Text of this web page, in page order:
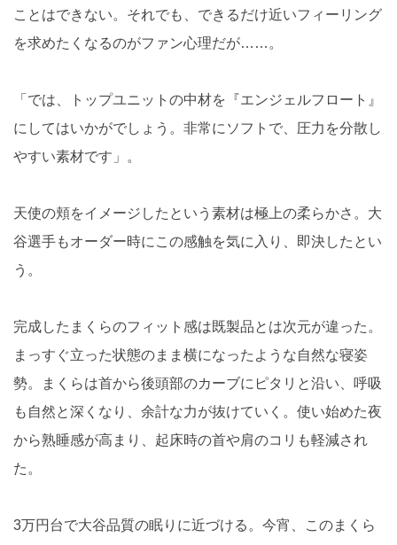
ことはできない。それでも、できるだけ近いフィーリング
を求めたくなるのがファン心理だが……。
「では、トップユニットの中材を『エンジェルフロート』
にしてはいかがでしょう。非常にソフトで、圧力を分散し
やすい素材です」。
天使の頬をイメージしたという素材は極上の柔らかさ。大
谷選手もオーダー時にこの感触を気に入り、即決したとい
う。
完成したまくらのフィット感は既製品とは次元が違った。
まっすぐ立った状態のまま横になったような自然な寝姿
勢。まくらは首から後頭部のカーブにピタリと沿い、呼吸
も自然と深くなり、余計な力が抜けていく。使い始めた夜
から熟睡感が高まり、起床時の首や肩のコリも軽減され
た。
3万円台で大谷品質の眠りに近づける。今宵、このまくら